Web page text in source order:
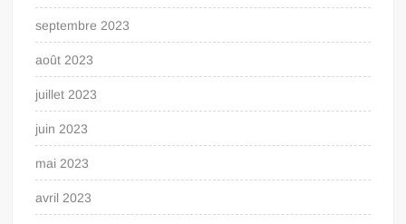
septembre 2023
août 2023
juillet 2023
juin 2023
mai 2023
avril 2023